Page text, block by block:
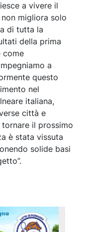
a vivere il
migliora solo
di tutta la
della prima
come
a
questo
nel
italiana,
città e
il prossimo
è stata vissuta
solide basi